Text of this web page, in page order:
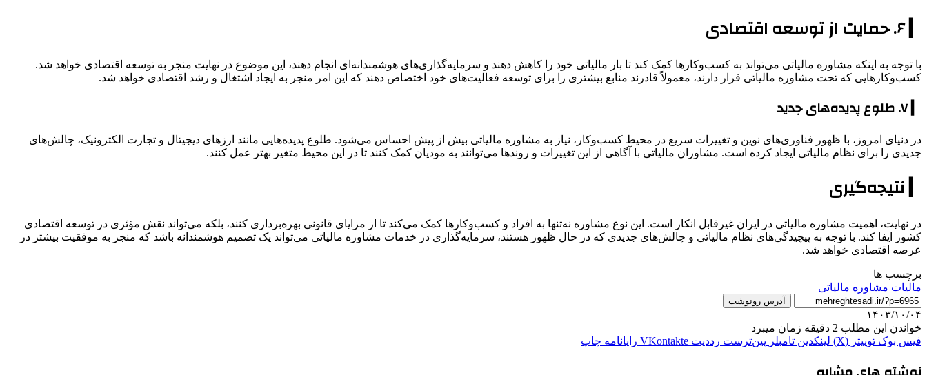
▎ ۶. حمایت از توسعه اقتصادی
با توجه به اینکه مشاوره مالیاتی می‌تواند به کسب‌وکارها کمک کند تا بار مالیاتی خود را کاهش دهند و سرمایه‌گذاری‌های هوشمندانه‌ای انجام دهند، این موضوع در نهایت منجر به توسعه اقتصادی خواهد شد.
کسب‌وکارهایی که تحت مشاوره مالیاتی قرار دارند، معمولاً قادرند منابع بیشتری را برای توسعه فعالیت‌های خود اختصاص دهند که این امر منجر به ایجاد اشتغال و رشد اقتصادی خواهد شد.
در دنیای امروز، با ظهور فناوری‌های نوین و تغییرات سریع در محیط کسب‌وکار، نیاز به مشاوره مالیاتی بیش از پیش احساس می‌شود. طلوع پدیده‌هایی مانند ارزهای دیجیتال و تجارت الکترونیک، چالش‌های
جدیدی را برای نظام مالیاتی ایجاد کرده است. مشاوران مالیاتی با آگاهی از این تغییرات و روندها می‌توانند به مودیان کمک کنند تا در این محیط متغیر بهتر عمل کنند.
▎ نتیجه‌گیری
در نهایت، اهمیت مشاوره مالیاتی در ایران غیرقابل انکار است. این نوع مشاوره نه‌تنها به افراد و کسب‌وکارها کمک می‌کند تا از مزایای قانونی بهره‌برداری کنند، بلکه می‌تواند نقش مؤثری در توسعه اقتصادی
کشور ایفا کند. با توجه به پیچیدگی‌های نظام مالیاتی و چالش‌های جدیدی که در حال ظهور هستند، سرمایه‌گذاری در خدمات مشاوره مالیاتی می‌تواند یک تصمیم هوشمندانه باشد که منجر به موفقیت بیشتر در
عرصه اقتصادی خواهد شد.
برچسب ها
مالیات مشاوره مالیاتی
آدرس رونوشت
۱۴۰۳/۱۰/۰۴
خواندن این مطلب 2 دقیقه زمان میبرد
فیس بوک توییتر (X) لینکدین ‫تامبلر ‫پین‌ترست ‫رددیت ‫VKontakte رایانامه چاپ